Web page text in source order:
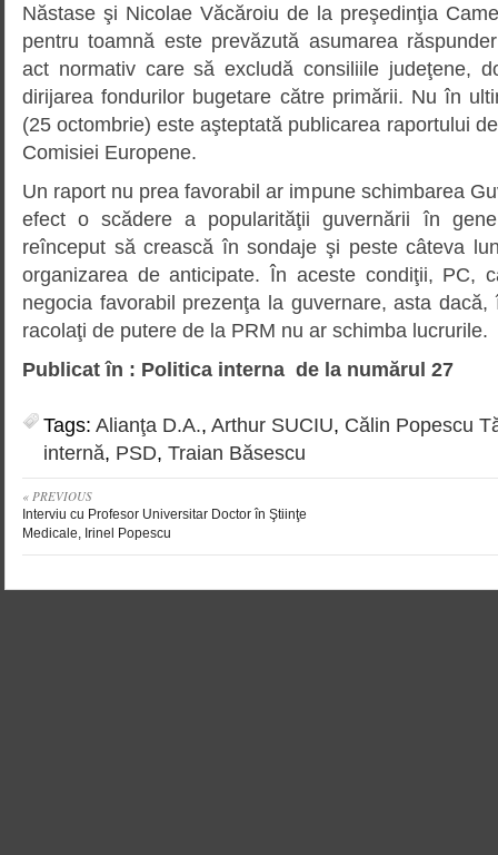
Năstase şi Nicolae Văcăroiu de la preşedinţia
pentru toamnă este prevăzută asumarea
act normativ care să excludă consiliile judeţene,
dirijarea fondurilor bugetare către primării. Nu în
(25 octombrie) este aşteptată publicarea raportului
Comisiei Europene.
Un raport nu prea favorabil ar impune schimbarea
efect o scădere a popularităţii guvernării în
reînceput să crească în sondaje şi peste câteva
organizarea de anticipate. În aceste condiţii, PC,
negocia favorabil prezenţa la guvernare, asta
racolaţi de putere de la PRM nu ar schimba lucrurile.
Publicat în : Politica interna de la numărul 27
Tags: Alianţa D.A., Arthur SUCIU, Călin Popescu
internă, PSD, Traian Băsescu
« PREVIOUS
Interviu cu Profesor Universitar Doctor în Ştiinţe
Medicale, Irinel Popescu